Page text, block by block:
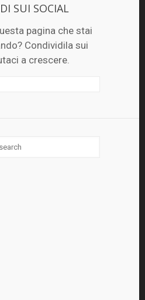
SUI SOCIAL
pagina che stai
Condividila sui
a crescere.